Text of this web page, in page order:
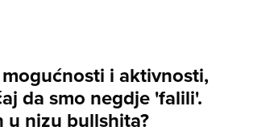
i aktivnosti,
da smo negdje 'falili'.
u nizu bullshita?